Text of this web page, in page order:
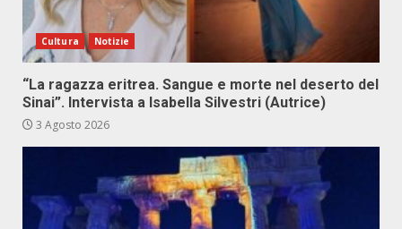
Cultura Notizie
“La ragazza eritrea. Sangue e morte nel deserto del
Sinai”. Intervista a Isabella Silvestri (Autrice)
3 Agosto 2026